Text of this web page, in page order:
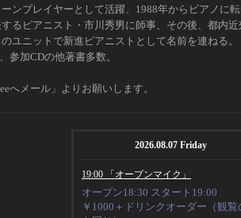
ンプレイヤーとして活躍、1988年からピアノに転
るピアニスト・市川秀男に師事、その後、都内近
ユニットで新進ピアニストとして名前を連ねる。
参加CDの他著書多数。
へメール」よりお願いします。
2026.08.07 Friday
19:00 「オープンマイク」
オープン18:30 スタート19:00
￥1000＋ドリンクオーダー（観覧